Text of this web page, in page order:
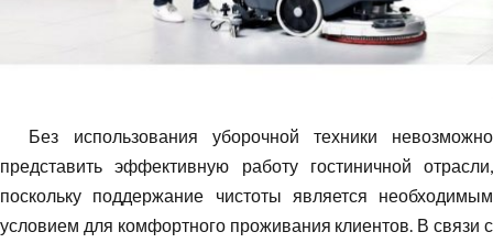
Без использования уборочной техники невозможно
представить эффективную работу гостиничной отрасли,
поскольку поддержание чистоты является необходимым
условием для комфортного проживания клиентов. В связи с